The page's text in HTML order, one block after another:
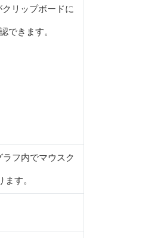
リップボードに
できます。
フ内でマウスク
す。